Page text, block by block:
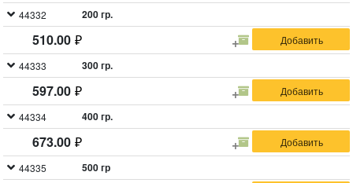
44332 200 гр.
510.00
44333 300 гр.
597.00
44334 400 гр.
673.00
44335 500 гр